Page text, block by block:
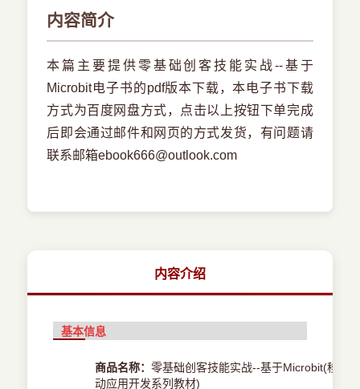
内容简介
本篇主要提供零基础创客技能实战--基于
Microbit电子书的pdf版本下载，本电子书下载
方式为百度网盘方式，点击以上按钮下单完成
后即会通过邮件和网页的方式发货，有问题请
联系邮箱ebook666@outlook.com
内容介绍
基本信息
商品名称：零基础创客技能实战--基于Microbit(移
动应用开发系列教材)